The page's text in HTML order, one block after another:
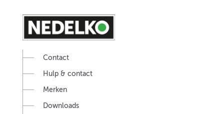
Contact
Hulp & contact
Merken
Downloads